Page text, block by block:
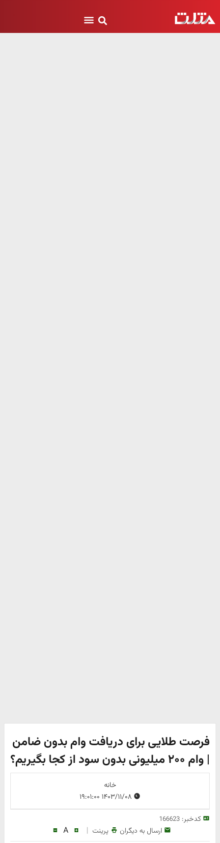
فرصت طلایی برای دریافت وام بدون ضامن
| وام ۲۰۰ میلیونی بدون سود از کجا بگیریم؟
خانه
۱۴۰۳/۱۱/۰۸ ۱۹:۰۱:۰۰
کدخبر:166623
ارسال به دیگران پرینت |
A